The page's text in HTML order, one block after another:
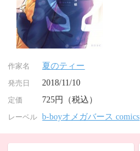
作家名 夏のティー
発売日 2018/11/10
定価 725円（税込）
レーベル b-boyオメガバース comics